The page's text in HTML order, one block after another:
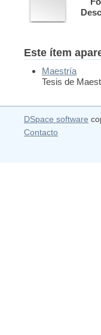
Este ítem
Maestría
Tesis de
DSpace software
Contacto